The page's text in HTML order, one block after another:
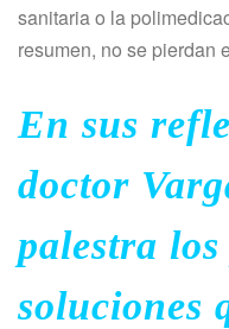
sanitaria o la
resumen, no se pierdan
En sus
doctor
palestra
soluciones